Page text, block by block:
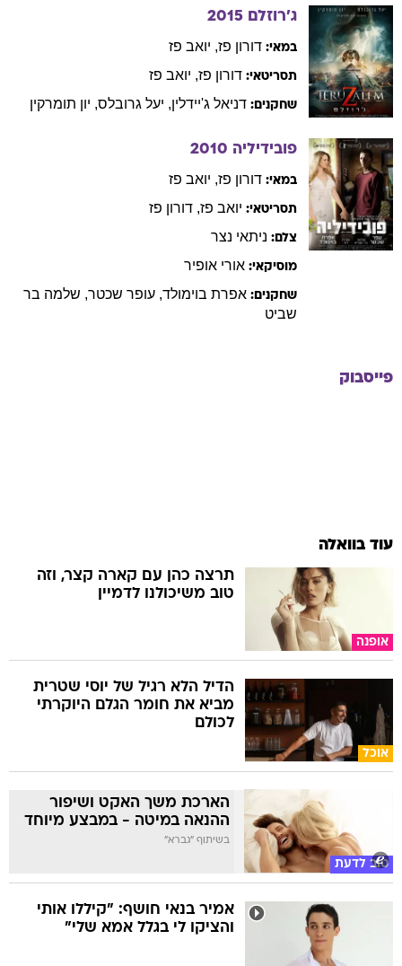
ג'רוזלם 2015
במאי: דורון פז, יואב פז
תסריטאי: דורון פז, יואב פז
שחקנים: דניאל ג'יידלין, יעל גרובלס, יון תומרקין
פובידיליה 2010
במאי: דורון פז, יואב פז
תסריטאי: יואב פז, דורון פז
צלם: ניתאי נצר
מוסיקאי: אורי אופיר
שחקנים: אפרת בוימולד, עופר שכטר, שלמה בר
שביט
פייסבוק
עוד בוואלה
אופנה
תרצה כהן עם קארה קצר, וזה
טוב משיכולנו לדמיין
אוכל
הדיל הלא רגיל של יוסי שטרית
מביא את חומר הגלם היוקרתי
לכולם
טוב לדעת
הארכת משך האקט ושיפור
ההנאה במיטה - במבצע מיוחד
בשיתוף "גברא"
אמיר בנאי חושף: "קיללו אותי
והציקו לי בגלל אמא שלי"